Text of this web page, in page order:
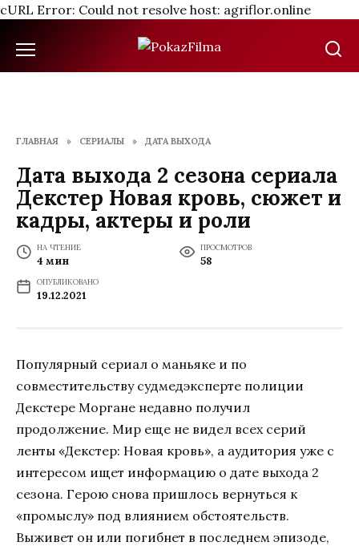
cURL Error: Could not resolve host: agriflor.online
ГЛАВНАЯ » СЕРИАЛЫ » ДАТА ВЫХОДА
Дата выхода 2 сезона сериала
Декстер Новая кровь, сюжет и
кадры, актеры и роли
НА ЧТЕНИЕ
4 мин
ПРОСМОТРОВ
58
ОПУБЛИКОВАНО
19.12.2021
Популярный сериал о маньяке и по
совместительству судмедэксперте полиции
Декстере Моргане недавно получил
продолжение. Мир еще не видел всех серий
ленты «Декстер: Новая кровь», а аудитория уже с
интересом ищет информацию о дате выхода 2
сезона. Герою снова пришлось вернуться к
«промыслу» под влиянием обстоятельств.
Выживет он или погибнет в последнем эпизоде,